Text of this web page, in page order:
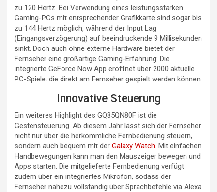
zu 120 Hertz. Bei Verwendung eines leistungsstarken
Gaming-PCs mit entsprechender Grafikkarte sind sogar bis
zu 144 Hertz möglich, während der Input Lag
(Eingangsverzögerung) auf beeindruckende 9 Millisekunden
sinkt. Doch auch ohne externe Hardware bietet der
Fernseher eine großartige Gaming-Erfahrung: Die
integrierte GeForce Now App eröffnet über 2000 aktuelle
PC-Spiele, die direkt am Fernseher gespielt werden können.
Innovative Steuerung
Ein weiteres Highlight des GQ85QN80F ist die
Gestensteuerung. Ab diesem Jahr lässt sich der Fernseher
nicht nur über die herkömmliche Fernbedienung steuern,
sondern auch bequem mit der Galaxy Watch. Mit einfachen
Handbewegungen kann man den Mauszeiger bewegen und
Apps starten. Die mitgelieferte Fernbedienung verfügt
zudem über ein integriertes Mikrofon, sodass der
Fernseher nahezu vollständig über Sprachbefehle via Alexa